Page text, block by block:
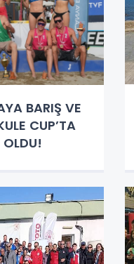
BARIŞ VE
CUP’TA
OLDU!